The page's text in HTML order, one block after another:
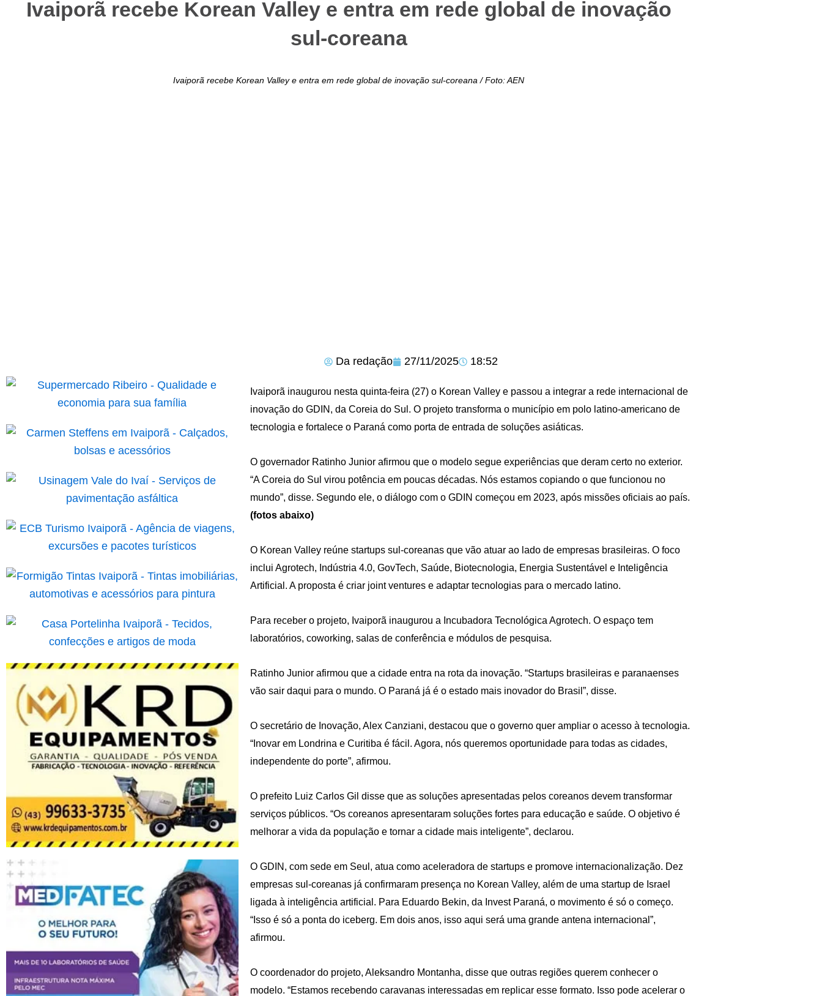
Ivaiporã recebe Korean Valley e entra em rede global de inovação
sul-coreana
Ivaiporã recebe Korean Valley e entra em rede global de inovação sul-coreana / Foto: AEN
Da redação 27/11/2025 18:52
Ivaiporã inaugurou nesta quinta-feira (27) o Korean Valley e passou a integrar a rede internacional de
inovação do GDIN, da Coreia do Sul. O projeto transforma o município em polo latino-americano de
tecnologia e fortalece o Paraná como porta de entrada de soluções asiáticas.
O governador Ratinho Junior afirmou que o modelo segue experiências que deram certo no exterior.
“A Coreia do Sul virou potência em poucas décadas. Nós estamos copiando o que funcionou no
mundo”, disse. Segundo ele, o diálogo com o GDIN começou em 2023, após missões oficiais ao país.
(fotos abaixo)
O Korean Valley reúne startups sul-coreanas que vão atuar ao lado de empresas brasileiras. O foco
inclui Agrotech, Indústria 4.0, GovTech, Saúde, Biotecnologia, Energia Sustentável e Inteligência
Artificial. A proposta é criar joint ventures e adaptar tecnologias para o mercado latino.
Para receber o projeto, Ivaiporã inaugurou a Incubadora Tecnológica Agrotech. O espaço tem
laboratórios, coworking, salas de conferência e módulos de pesquisa.
Ratinho Junior afirmou que a cidade entra na rota da inovação. “Startups brasileiras e paranaenses
vão sair daqui para o mundo. O Paraná já é o estado mais inovador do Brasil”, disse.
O secretário de Inovação, Alex Canziani, destacou que o governo quer ampliar o acesso à tecnologia.
“Inovar em Londrina e Curitiba é fácil. Agora, nós queremos oportunidade para todas as cidades,
independente do porte”, afirmou.
O prefeito Luiz Carlos Gil disse que as soluções apresentadas pelos coreanos devem transformar
serviços públicos. “Os coreanos apresentaram soluções fortes para educação e saúde. O objetivo é
melhorar a vida da população e tornar a cidade mais inteligente”, declarou.
O GDIN, com sede em Seul, atua como aceleradora de startups e promove internacionalização. Dez
empresas sul-coreanas já confirmaram presença no Korean Valley, além de uma startup de Israel
ligada à inteligência artificial. Para Eduardo Bekin, da Invest Paraná, o movimento é só o começo.
“Isso é só a ponta do iceberg. Em dois anos, isso aqui será uma grande antena internacional”,
afirmou.
O coordenador do projeto, Aleksandro Montanha, disse que outras regiões querem conhecer o
modelo. “Estamos recebendo caravanas interessadas em replicar esse formato. Isso pode acelerar o